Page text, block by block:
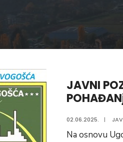
JAVNI
02.06.2025. |
Na osnovu